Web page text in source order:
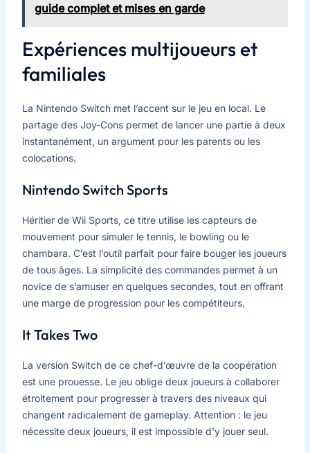
guide complet et mises en garde
Expériences multijoueurs et
familiales
La Nintendo Switch met l’accent sur le jeu en local. Le
partage des Joy-Cons permet de lancer une partie à deux
instantanément, un argument pour les parents ou les
colocations.
Nintendo Switch Sports
Héritier de Wii Sports, ce titre utilise les capteurs de
mouvement pour simuler le tennis, le bowling ou le
chambara. C’est l’outil parfait pour faire bouger les joueurs
de tous âges. La simplicité des commandes permet à un
novice de s’amuser en quelques secondes, tout en offrant
une marge de progression pour les compétiteurs.
It Takes Two
La version Switch de ce chef-d’œuvre de la coopération
est une prouesse. Le jeu oblige deux joueurs à collaborer
étroitement pour progresser à travers des niveaux qui
changent radicalement de gameplay. Attention : le jeu
nécessite deux joueurs, il est impossible d’y jouer seul.